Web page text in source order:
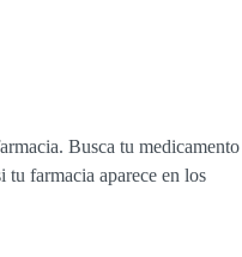
Busca tu medicamento
farmacia aparece en los